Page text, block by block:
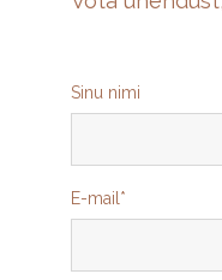
Sinu nimi
E-mail